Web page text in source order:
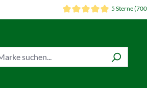
5 Sterne